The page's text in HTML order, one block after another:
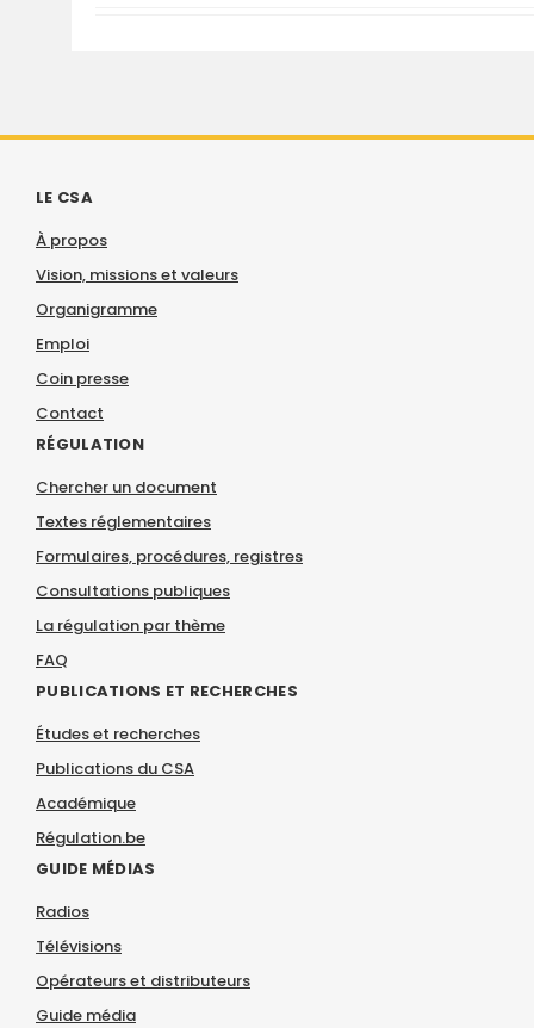
LE CSA
À propos
Vision, missions et valeurs
Organigramme
Emploi
Coin presse
Contact
RÉGULATION
Chercher un document
Textes réglementaires
Formulaires, procédures, registres
Consultations publiques
La régulation par thème
FAQ
PUBLICATIONS ET RECHERCHES
Études et recherches
Publications du CSA
Académique
Régulation.be
GUIDE MÉDIAS
Radios
Télévisions
Opérateurs et distributeurs
Guide média